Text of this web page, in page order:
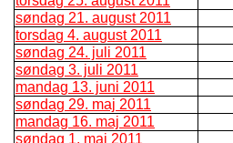
søndag 21. august 2011
torsdag 4. august 2011
søndag 24. juli 2011
søndag 3. juli 2011
mandag 13. juni 2011
søndag 29. maj 2011
mandag 16. maj 2011
søndag 1. maj 2011